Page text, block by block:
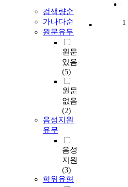
검색량순
가나다순
원문유무
원문
있음
(5)
원문
없음
(2)
음성지원
유무
음성
지원
(3)
학위유형
1